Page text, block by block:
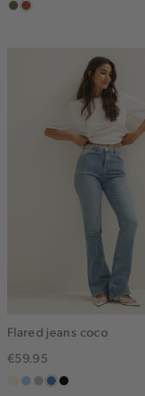
groen,
bruin
Flared jeans coco
€59.95
wit,lichtblauw
grijs,middenblauw
zwart,